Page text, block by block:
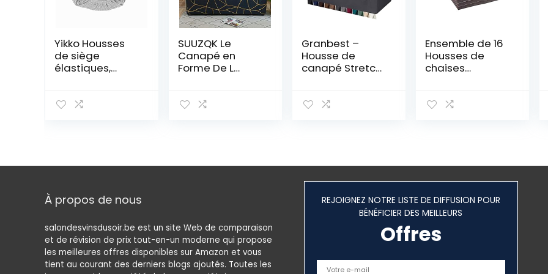
Yikko Housses
de siège
élastiques,
élastiques,
fête de
(argenté)
SUUZQK Le
Canapé en
Forme De L
Canapé, Une
Canapé
Enveloppant 1
Seater (90-140
cm)
Granbest –
Housse de
canapé Stretch
canapé –
Housse de
canapé en
gaufré –
Antidérapante
Ensemble de 16
Housses de
chaises
Protecteurs de
À propos de nous
salondesvinsdusoir.be est un site Web de comparaison
et de révision de prix tout-en-un moderne qui propose
les meilleures offres disponibles sur Amazon et vous
tient au courant des derniers blogs ajoutés. Toutes les
REJOIGNEZ NOTRE LISTE DE DIFFUSION POUR
BÉNÉFICIER DES MEILLEURS
Offres